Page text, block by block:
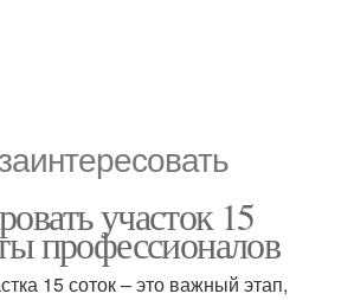
участок 15
профессионалов
15 соток – это важный этап,